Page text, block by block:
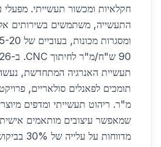
חקלאיות ומכשור תעשייתי.
התעשייה, משתמשים בשירותים אלה
תעשיית האנרגיה המתחדשת,
מ"ר. ריהוט תעשייתי ומדפים
שמאפשר עיצובים מותאמים
מדווחות על עלייה של 30% בביקוש תעשייתי.